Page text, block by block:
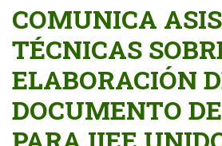
COMUNICA
TÉCNICAS
ELABORACIÓN
DOCUMENTO